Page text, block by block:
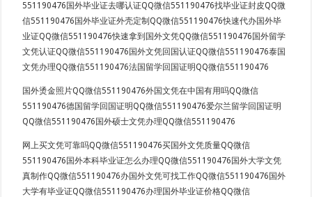
551190476国外毕业证去哪认证QQ微信551190476找毕业证封皮QQ微
信551190476国外毕业证外壳定制QQ微信551190476快速代办国外毕
业证QQ微信551190476快速拿到国外文凭QQ微信551190476国外留学
文凭认证QQ微信551190476国外文凭回国认证QQ微信551190476泰国
文凭办理QQ微信551190476法国留学回国证明QQ微信551190476
国外烫金照片QQ微信551190476外国文凭在中国有用吗QQ微信
551190476德国留学回国证明QQ微信551190476爱尔兰留学回国证明
QQ微信551190476国外硕士文凭办理QQ微信551190476
网上买文凭可靠吗QQ微信551190476买国外文凭质量QQ微信
551190476国外本科毕业证怎么办理QQ微信551190476国外大学文凭
真制作QQ微信551190476办国外文凭可找工作QQ微信551190476国外
大学有毕业证QQ微信551190476办理国外毕业证价格QQ微信